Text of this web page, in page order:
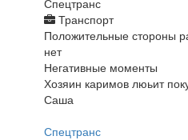
Спецтранс
Транспорт
Положительные стороны
нет
Негативные моменты
Хозяин каримов люьит
Саша
Спецтранс